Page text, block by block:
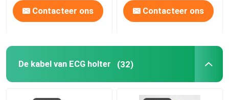
Contacteer ons Contacteer ons
De kabel van ECG holter (32)